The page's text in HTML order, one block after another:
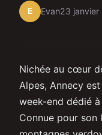
E Evan23 janvier
Nichée au cœur
Alpes, Annecy
week-end dédié
Connue pour